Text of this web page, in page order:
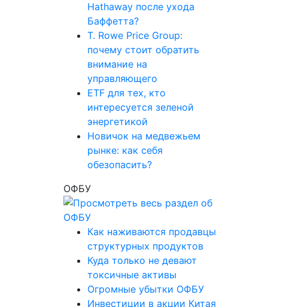
Hathaway после ухода
Баффетта?
T. Rowe Price Group:
почему стоит обратить
внимание на
управляющего
ETF для тех, кто
интересуется зеленой
энергетикой
Новичок на медвежьем
рынке: как себя
обезопасить?
ОФБУ
Как наживаются продавцы
структурных продуктов
Куда только не девают
токсичные активы
Огромные убытки ОФБУ
Инвестиции в акции Китая